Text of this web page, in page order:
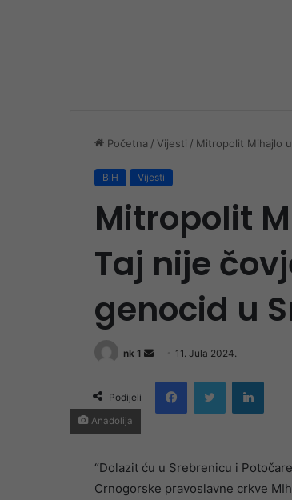
Početna / Vijesti / Mitropolit Mihajlo
BiH Vijesti
Mitropolit
Taj nije
genocid u
nk 1
Send
email
11. Jula 2024.
Podijeli
FacebookTwitter
Anadolija
“Dolazit ću u Srebrenicu i
Crnogorske pravoslavne crkve